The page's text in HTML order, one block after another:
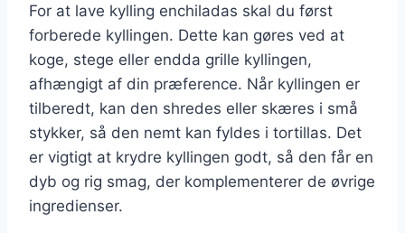
For at lave kylling enchiladas skal du først
forberede kyllingen. Dette kan gøres ved at
koge, stege eller endda grille kyllingen,
afhængigt af din præference. Når kyllingen er
tilberedt, kan den shredes eller skæres i små
stykker, så den nemt kan fyldes i tortillas. Det
er vigtigt at krydre kyllingen godt, så den får en
dyb og rig smag, der komplementerer de øvrige
ingredienser.